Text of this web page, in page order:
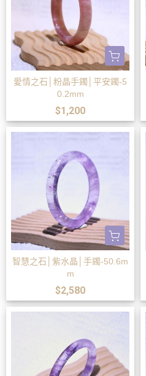
愛情之石│粉晶手鐲│平安鐲-5
0.2mm
$1,200
智慧之石│紫水晶│手鐲-50.6m
m
$2,580